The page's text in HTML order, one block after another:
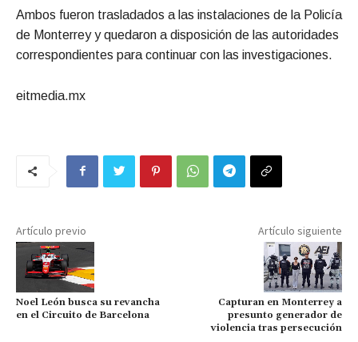
Ambos fueron trasladados a las instalaciones de la Policía
de Monterrey y quedaron a disposición de las autoridades
correspondientes para continuar con las investigaciones.
eitmedia.mx
Artículo previo
Noel León busca su revancha
en el Circuito de Barcelona
Artículo siguiente
Capturan en Monterrey a
presunto generador de
violencia tras persecución